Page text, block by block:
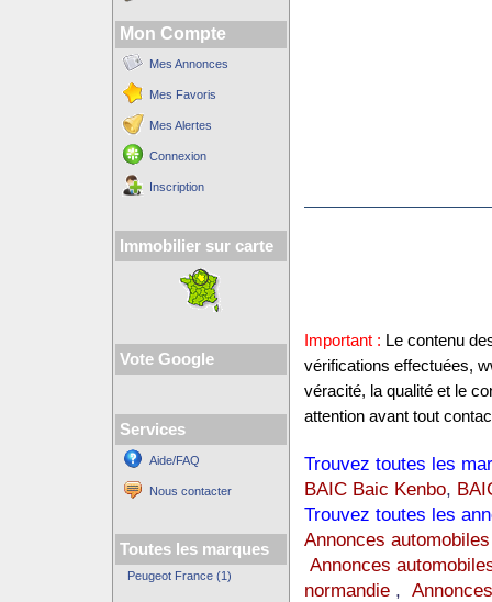
Mon Compte
Mes Annonces
Mes Favoris
Mes Alertes
Connexion
Inscription
Immobilier sur carte
Vote Google
Services
Aide/FAQ
Nous contacter
Toutes les marques
Peugeot France (1)
Important : Le contenu
vérifications effectuées,
véracité, la qualité et le
attention avant tout
Trouvez toutes les
BAIC Baic Kenbo,
Trouvez toutes les
Annonces
Annonces
normandie,